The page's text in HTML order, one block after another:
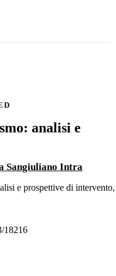
analisi e
Sangiuliano Intra
e prospettive di intervento,
18216